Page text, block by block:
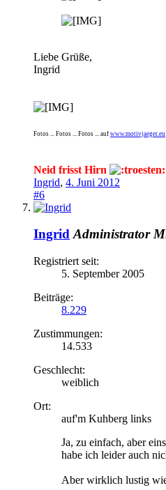
Liebe Grüße,
Ingrid
Fotos ... Fotos ... Fotos ... auf www.motivjaeger.eu
Neid frisst Hirn
Ingrid, 4. Juni 2012
#6
Ingrid Administrator
Registriert seit:
5. September 2005
Beiträge:
8.229
Zustimmungen:
14.533
Geschlecht:
weiblich
Ort:
auf'm Kuhberg links
Ja, zu einfach, aber
habe ich leider auch
Aber wirklich lustig